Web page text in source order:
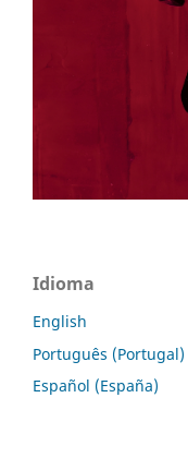
Idioma
English
Português (Portugal)
Español (España)